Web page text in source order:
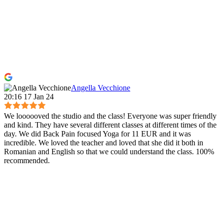
Angella Vecchione
20:16 17 Jan 24
We loooooved the studio and the class! Everyone was super friendly
and kind. They have several different classes at different times of the
day. We did Back Pain focused Yoga for 11 EUR and it was
incredible. We loved the teacher and loved that she did it both in
Romanian and English so that we could understand the class. 100%
recommended.